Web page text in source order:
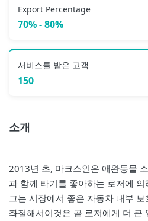
Export Percentage
70% - 80%
서비스를 받은 고객
150
소개
2013년 초, 마크스인은 애완동물
과 함께 타기를 좋아하는 로저에
그는 시장에서 좋은 자동차 내부
좌절해서이것은 곧 로저에게 더 큰